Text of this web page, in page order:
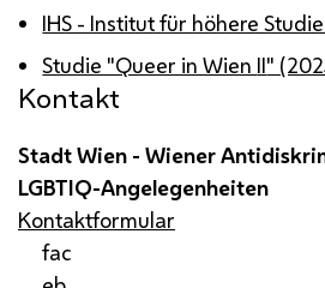
IHS - Institut für höhere
Studie "Queer in Wien II"
Kontakt
Stadt Wien - Wiener
LGBTIQ-Angelegenheiten
Kontaktformular
fac